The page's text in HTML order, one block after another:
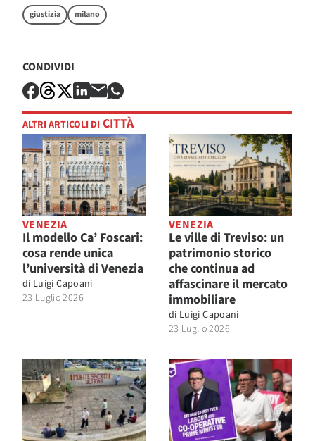
giustizia milano
CONDIVIDI
ALTRI ARTICOLI DI CITTÀ
VENEZIA
Il modello Ca’ Foscari:
cosa rende unica
l’università di Venezia
di Luigi Capoani
23 Luglio 2026
VENEZIA
Le ville di Treviso: un
patrimonio storico
che continua ad
affascinare il mercato
immobiliare
di Luigi Capoani
23 Luglio 2026